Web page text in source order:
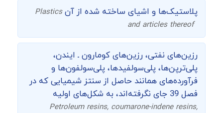
پلاستیک‌ها و اشیای ساخته شده از آنPlastics
and articles thereof
رزین‌های نفتی، رزین‌های کومارون ـ ایندن،
پلی‌ترپن‌ها، پلی‌سولفیدها، پلی‌سولفون‌ها و
فرآورده‌های همانند حاصل از سنتز شیمیایی که در
فصل 39 جای نگرفته‌اند، به شکل‌های اولیه
Petroleum resins, coumarone-indene resins,